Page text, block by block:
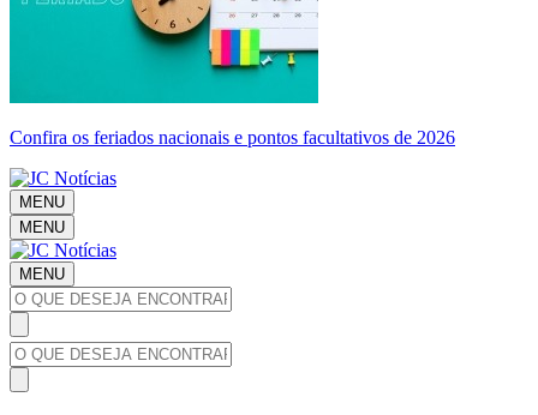
Confira os feriados nacionais e pontos facultativos de 2026
MENU
MENU
MENU